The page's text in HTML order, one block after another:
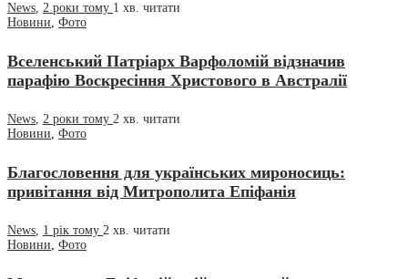
News, 2 роки тому 1 хв. читати
Новини, Фото
Вселенський Патріарх Варфоломій відзначив
парафію Воскресіння Христового в Австралії
News, 2 роки тому 2 хв. читати
Новини, Фото
Благословення для українських мироносиць:
привітання від Митрополита Епіфанія
News, 1 рік тому 2 хв. читати
Новини, Фото